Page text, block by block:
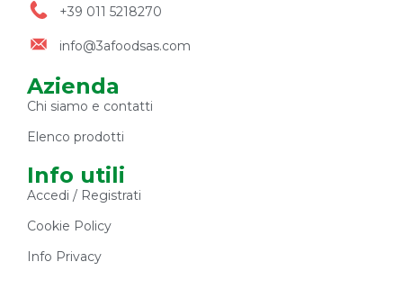
+39 011 5218270
info@3afoodsas.com
Azienda
Chi siamo e contatti
Elenco prodotti
Info utili
Accedi / Registrati
Cookie Policy
Info Privacy